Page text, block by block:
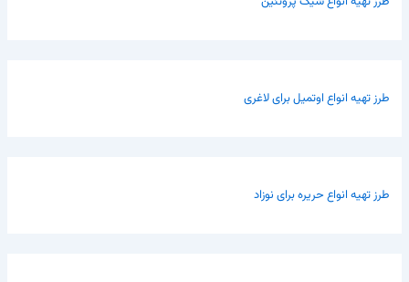
طرز تهیه انواع اوتمیل برای لاغری
طرز تهیه انواع حریره برای نوزاد